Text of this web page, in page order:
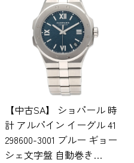
【中古SA】 ショパール 時
計 アルパイン イーグル 41
298600-3001 ブルー ギョー
シェ文字盤 自動巻き…